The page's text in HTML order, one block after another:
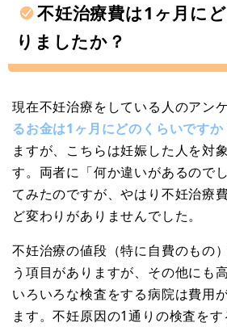
不妊治療費は1ヶ月に
りましたか？
現在不妊治療をしている人のアン
るお金は1ヶ月にどのくらいですか
ますが、こちらは妊娠した人を対
す。両者に「何か違いがあるので
てみたのですが、やはり不妊治療
ど変わりがありませんでした。
不妊治療の値段（特に自費のもの
う項目がありますが、その他にも
いろいろな検査をする病院は費用
ます。不妊原因の1通りの検査を